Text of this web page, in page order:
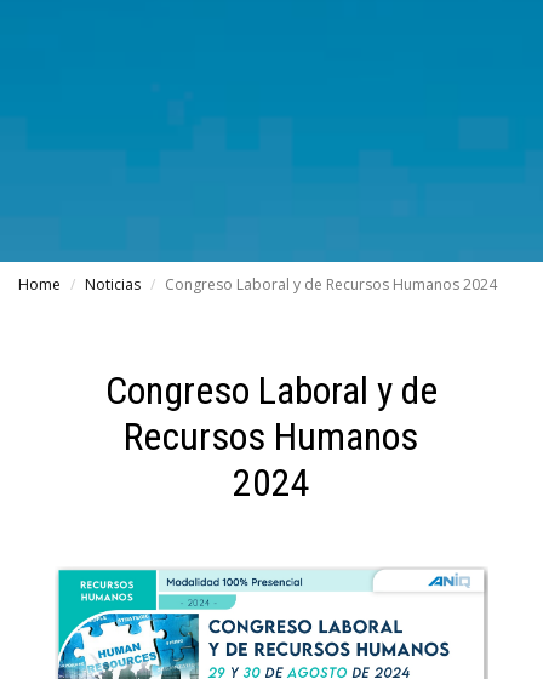
Home Noticias Congreso Laboral y de Recursos Humanos 2024
Congreso Laboral y de
Recursos Humanos
2024